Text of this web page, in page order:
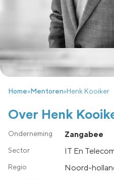
Home»Mentoren»Henk Kooiker
Over Henk
Zangabee
IT En
noord-